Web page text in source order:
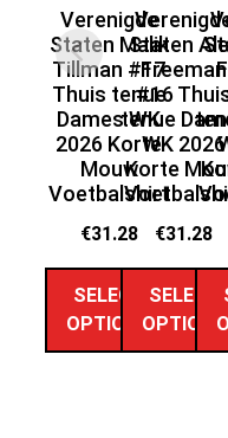
Verenigde
Staten Malik
Tillman #17
Thuis tenue
Dames WK
2026 Korte
Mouw
Voetbalshirt
€31.28
SELECT
OPTIONS
Staten
Freeman
#16
tenue
WK 2026
Korte
€31.28
SELECT
OPTIONS